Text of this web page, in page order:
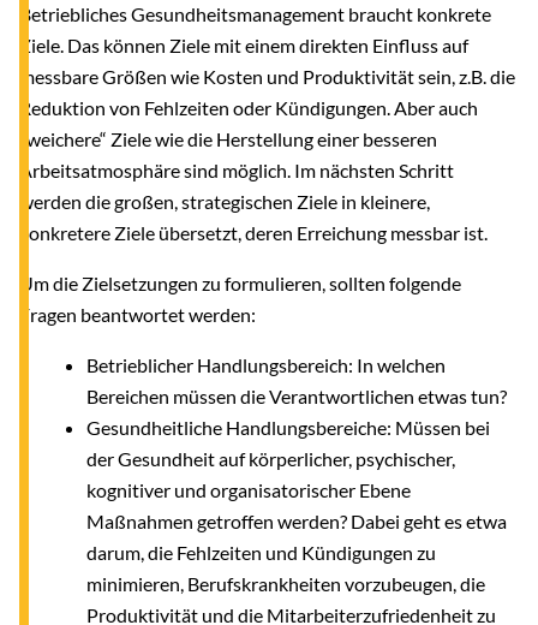
Betriebliches Gesundheitsmanagement braucht konkrete
Ziele. Das können Ziele mit einem direkten Einfluss auf
messbare Größen wie Kosten und Produktivität sein, z.B. die
Reduktion von Fehlzeiten oder Kündigungen. Aber auch
„weichere“ Ziele wie die Herstellung einer besseren
Arbeitsatmosphäre sind möglich. Im nächsten Schritt
werden die großen, strategischen Ziele in kleinere,
konkretere Ziele übersetzt, deren Erreichung messbar ist.
Um die Zielsetzungen zu formulieren, sollten folgende
Fragen beantwortet werden:
Betrieblicher Handlungsbereich: In welchen
Bereichen müssen die Verantwortlichen etwas tun?
Gesundheitliche Handlungsbereiche: Müssen bei
der Gesundheit auf körperlicher, psychischer,
kognitiver und organisatorischer Ebene
Maßnahmen getroffen werden? Dabei geht es etwa
darum, die Fehlzeiten und Kündigungen zu
minimieren, Berufskrankheiten vorzubeugen, die
Produktivität und die Mitarbeiterzufriedenheit zu